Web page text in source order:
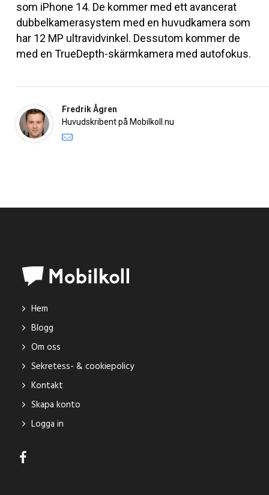
som iPhone 14. De kommer med ett avancerat
dubbelkamerasystem med en huvudkamera som
har 12 MP ultravidvinkel. Dessutom kommer de
med en TrueDepth-skärmkamera med autofokus.
Fredrik Ågren
Huvudskribent på Mobilkoll.nu
Hem
Blogg
Om oss
Sekretess- & cookiepolicy
Kontakt
Skapa konto
Logga in